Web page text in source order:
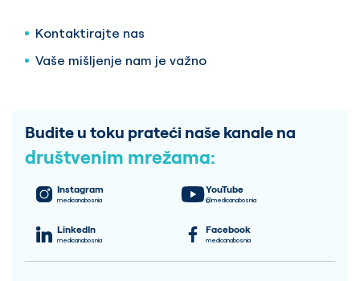
Kontaktirajte nas
Vaše mišljenje nam je važno
Budite u toku prateći naše kanale na
društvenim mrežama:
Instagram
medicanabosnia
YouTube
@medicanabosnia
LinkedIn
medicanabosnia
Facebook
medicanabosnia